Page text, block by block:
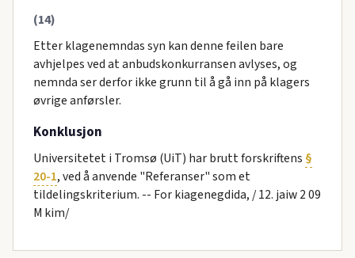
(14)
Etter klagenemndas syn kan denne feilen bare
avhjelpes ved at anbudskonkurransen avlyses, og
nemnda ser derfor ikke grunn til å gå inn på klagers
øvrige anførsler.
Konklusjon
Universitetet i Tromsø (UiT) har brutt forskriftens §
20-1, ved å anvende "Referanser" som et
tildelingskriterium. -- For kiagenegdida, / 12. jaiw 2 09
M kim/